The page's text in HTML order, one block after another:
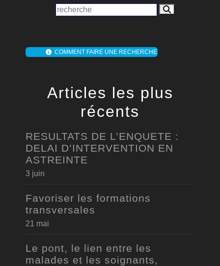
COMMENT FAIRE UNE RECHERCHE
Articles les plus
récents
RESULTATS DE L’ENQUETE :
DELAI D’INTERVENTION EN
ASTREINTE
3 juin
Favoriser les formations
transversales
21 mai
Le pont, le lien entre les
malades et les soignants,